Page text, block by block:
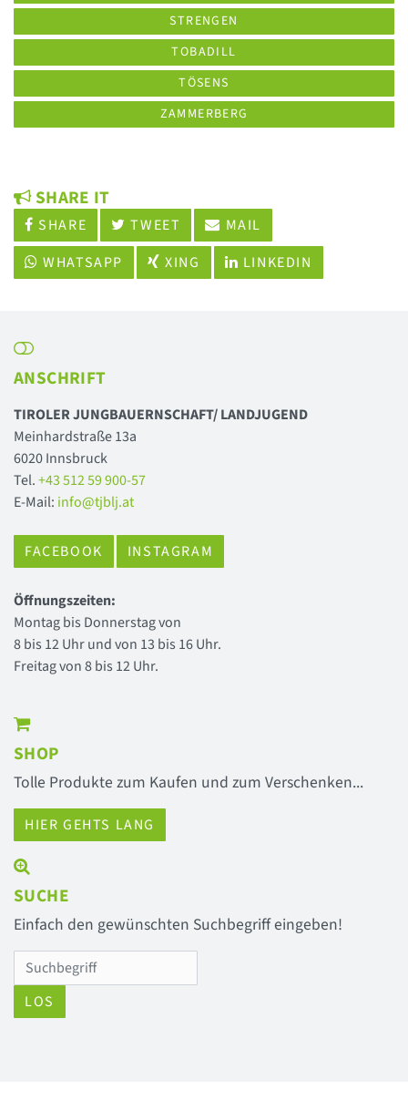
STRENGEN
TOBADILL
TÖSENS
ZAMMERBERG
SHARE IT
SHARE TWEET
MAIL
WHATSAPP
XING LINKEDIN
ANSCHRIFT
TIROLER JUNGBAUERNSCHAFT/ LANDJUGEND
Meinhardstraße 13a
6020 Innsbruck
Tel.+43 512 59 900-57
E-Mail: info@tjblj.at
FACEBOOK INSTAGRAM
Öffnungszeiten:
Montag bis Donnerstag von
8 bis 12 Uhr und von 13 bis 16 Uhr.
Freitag von 8 bis 12 Uhr.
SHOP
Tolle Produkte zum Kaufen und zum Verschenken...
HIER GEHTS LANG
SUCHE
Einfach den gewünschten Suchbegriff eingeben!
LOS